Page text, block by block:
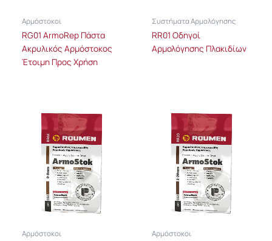
Αρμόστοκοι
RG01 ArmoRep Πάστα
Ακρυλικός Αρμόστοκος
Έτοιμη Προς Χρήση
Συστήματα Αρμολόγησης
RR01 Οδηγοί
Αρμολόγησης Πλακιδίων
Αρμόστοκοι Αρμόστοκοι